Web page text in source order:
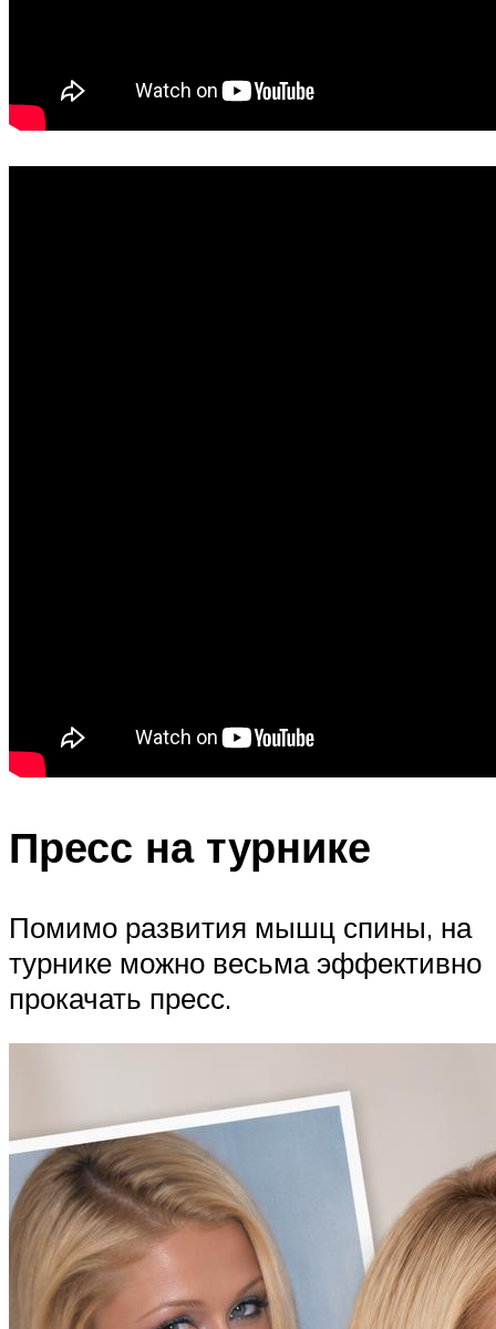
Пресс на турнике
Помимо развития мышц спины, на
турнике можно весьма эффективно
прокачать пресс.